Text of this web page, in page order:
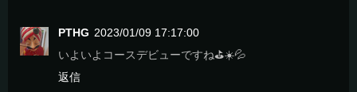
PTHG 2023/01/09 17:17:00
いよいよコースデビューですね⛳☀️💦
返信